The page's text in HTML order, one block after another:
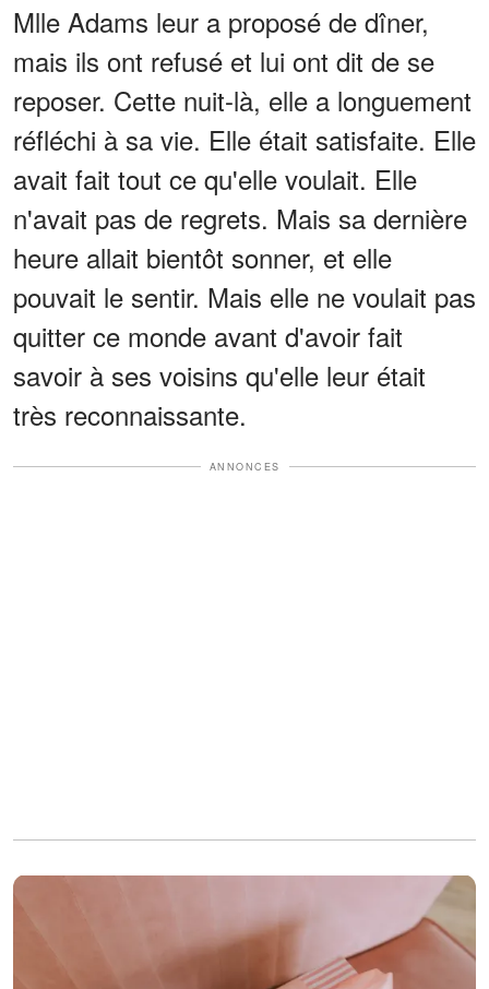
Mlle Adams leur a proposé de dîner,
mais ils ont refusé et lui ont dit de se
reposer. Cette nuit-là, elle a longuement
réfléchi à sa vie. Elle était satisfaite. Elle
avait fait tout ce qu'elle voulait. Elle
n'avait pas de regrets. Mais sa dernière
heure allait bientôt sonner, et elle
pouvait le sentir. Mais elle ne voulait pas
quitter ce monde avant d'avoir fait
savoir à ses voisins qu'elle leur était
très reconnaissante.
ANNONCES